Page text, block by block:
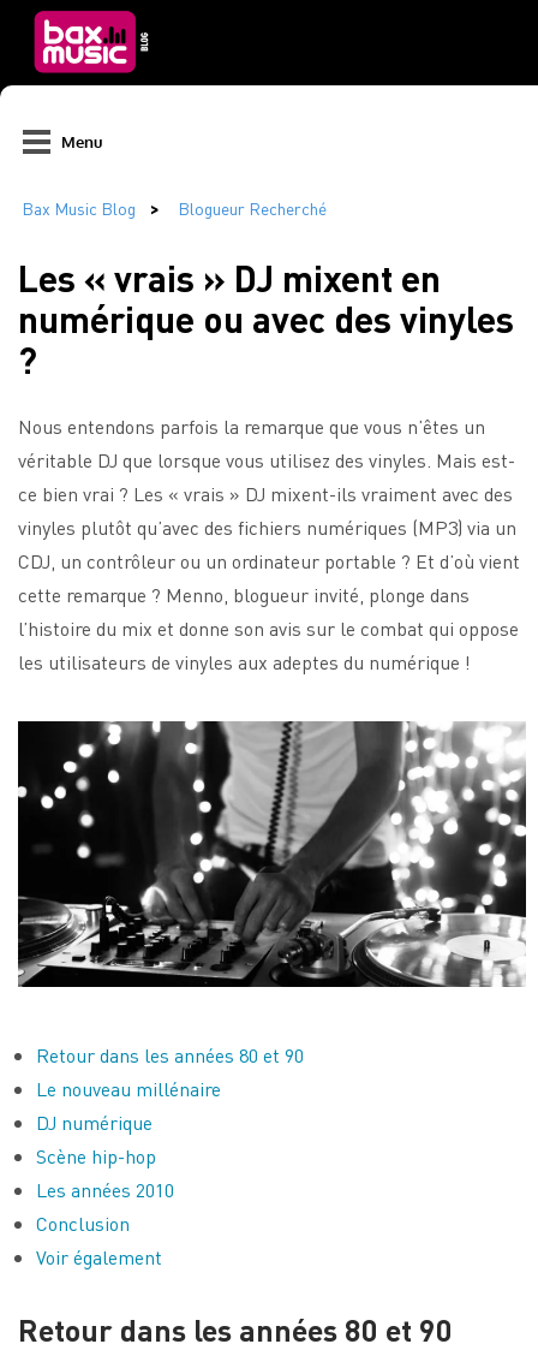
Menu
Les « vrais » DJ mixent en
numérique ou avec des vinyles
?
Nous entendons parfois la remarque que vous n’êtes un
véritable DJ que lorsque vous utilisez des vinyles. Mais est-
ce bien vrai ? Les « vrais » DJ mixent-ils vraiment avec des
vinyles plutôt qu’avec des fichiers numériques (MP3) via un
CDJ, un contrôleur ou un ordinateur portable ? Et d’où vient
cette remarque ? Menno, blogueur invité, plonge dans
l’histoire du mix et donne son avis sur le combat qui oppose
les utilisateurs de vinyles aux adeptes du numérique !
Retour dans les années 80 et 90
Le nouveau millénaire
DJ numérique
Scène hip-hop
Les années 2010
Conclusion
Voir également
Retour dans les années 80 et 90